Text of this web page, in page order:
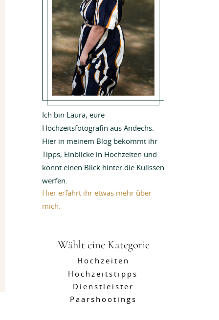
Dienstleister
Hochzeitstipps
Hochzeiten
Wählt eine Kategorie
Ich bin Laura, eure
Hochzeitsfotografin aus Andechs.
Hier in meinem Blog bekommt ihr
Tipps, Einblicke in Hochzeiten und
könnt einen Blick hinter die Kulissen
werfen.
Hier erfahrt ihr etwas mehr über
mich.
Paarshootings